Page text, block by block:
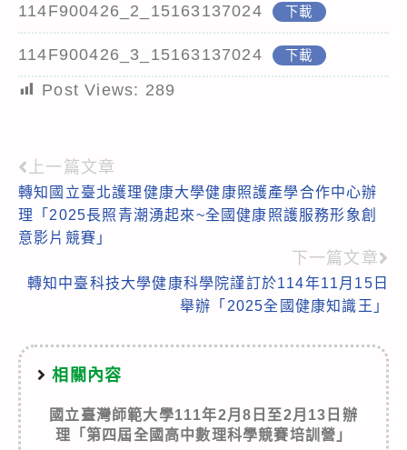
114F900426_2_15163137024 下載
114F900426_3_15163137024 下載
Post Views: 289
Read
more
articles
上一篇文章
轉知國立臺北護理健康大學健康照護產學合作中心辦
理「2025長照青潮湧起來~全國健康照護服務形象創
意影片競賽」
下一篇文章
轉知中臺科技大學健康科學院謹訂於114年11月15日
舉辦「2025全國健康知識王」
相關內容
國立臺灣師範大學111年2月8日至2月13日辦
理「第四屆全國高中數理科學競賽培訓營」